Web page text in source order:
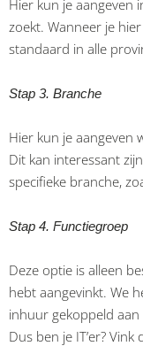
Hier kun je aangeven
zoekt. Wanneer je
standaard in alle
Stap 3. Branche
Hier kun je aangeven
Dit kan interessant
specifieke branche,
Stap 4. Functiegroep
Deze optie is alleen
hebt aangevinkt. We
inhuur gekoppeld
Dus ben je IT’er?